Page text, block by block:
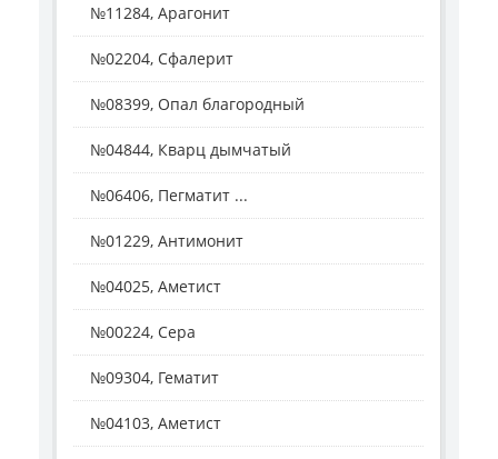
№11284, Арагонит
№02204, Сфалерит
№08399, Опал благородный
№04844, Кварц дымчатый
№06406, Пегматит ...
№01229, Антимонит
№04025, Аметист
№00224, Сера
№09304, Гематит
№04103, Аметист